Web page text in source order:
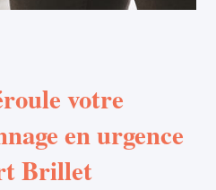
votre
en urgence
Brillet